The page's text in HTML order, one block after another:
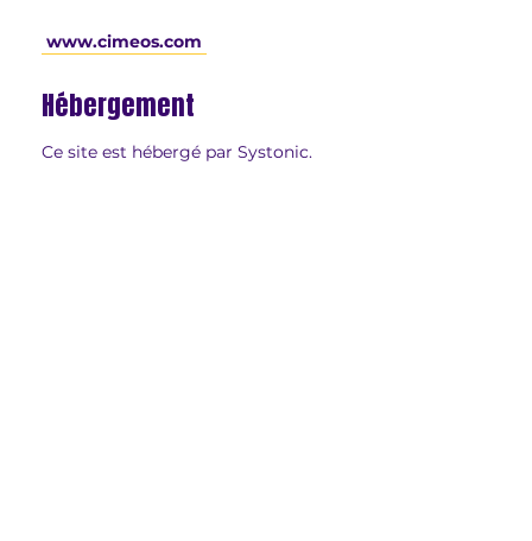
www.cimeos.com
Hébergement
Ce site est hébergé par Systonic.